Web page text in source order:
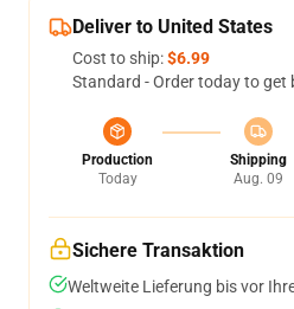
Deliver to United States
Cost to ship:$6.99
Standard - Order today to get
Production
Today
Shipping
Aug. 09
Sichere Transaktion
Weltweite Lieferung bis vor